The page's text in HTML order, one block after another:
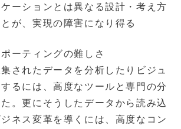
ーションとは異なる設計・考え方
が、実現の障害になり得る
ポーティングの難しさ
されたデータを分析したりビジュ
るには、高度なツールと専門の分
。更にそうしたデータから読み込
ネス変革を導くには、高度なコン